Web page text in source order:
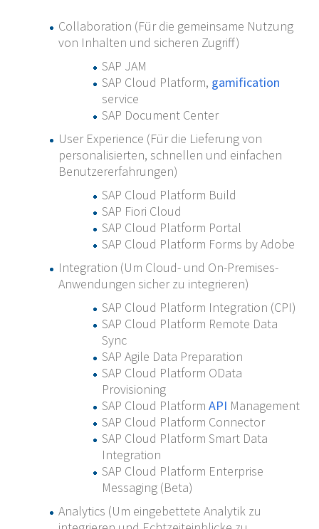
Collaboration (Für die gemeinsame Nutzung
von Inhalten und sicheren Zugriff)
SAP JAM
SAP Cloud Platform, gamification
service
SAP Document Center
User Experience (Für die Lieferung von
personalisierten, schnellen und einfachen
Benutzererfahrungen)
SAP Cloud Platform Build
SAP Fiori Cloud
SAP Cloud Platform Portal
SAP Cloud Platform Forms by Adobe
Integration (Um Cloud- und On-Premises-
Anwendungen sicher zu integrieren)
SAP Cloud Platform Integration (CPI)
SAP Cloud Platform Remote Data
Sync
SAP Agile Data Preparation
SAP Cloud Platform OData
Provisioning
SAP Cloud PlatformAPI Management
SAP Cloud Platform Connector
SAP Cloud Platform Smart Data
Integration
SAP Cloud Platform Enterprise
Messaging (Beta)
Analytics (Um eingebettete Analytik zu